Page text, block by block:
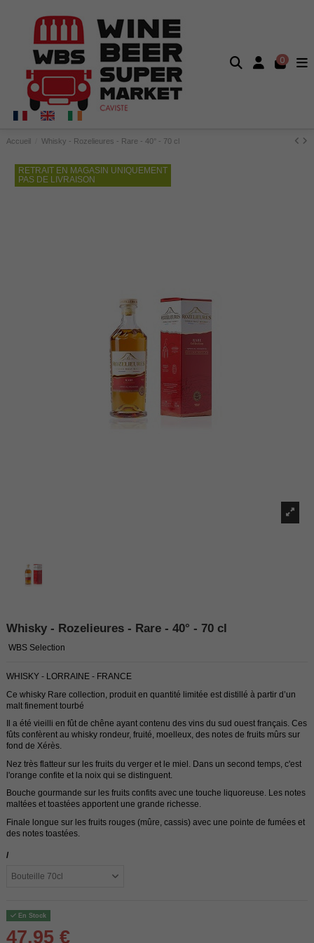
0
Accueil Whisky - Rozelieures - Rare - 40° - 70 cl
RETRAIT EN MAGASIN UNIQUEMENT
PAS DE LIVRAISON
Whisky - Rozelieures - Rare - 40° - 70 cl
WBS Selection
WHISKY - LORRAINE - FRANCE
Ce whisky Rare collection, produit en quantité limitée est distillé à partir d’un
malt finement tourbé
Il a été vieilli en fût de chêne ayant contenu des vins du sud ouest français. Ces
fûts confèrent au whisky rondeur, fruité, moelleux, des notes de fruits mûrs sur
fond de Xérès.
Nez très flatteur sur les fruits du verger et le miel. Dans un second temps, c'est
l'orange confite et la noix qui se distinguent.
Bouche gourmande sur les fruits confits avec une touche liquoreuse. Les notes
maltées et toastées apportent une grande richesse.
Finale longue sur les fruits rouges (mûre, cassis) avec une pointe de fumées et
des notes toastées.
/
En Stock
47,95 €